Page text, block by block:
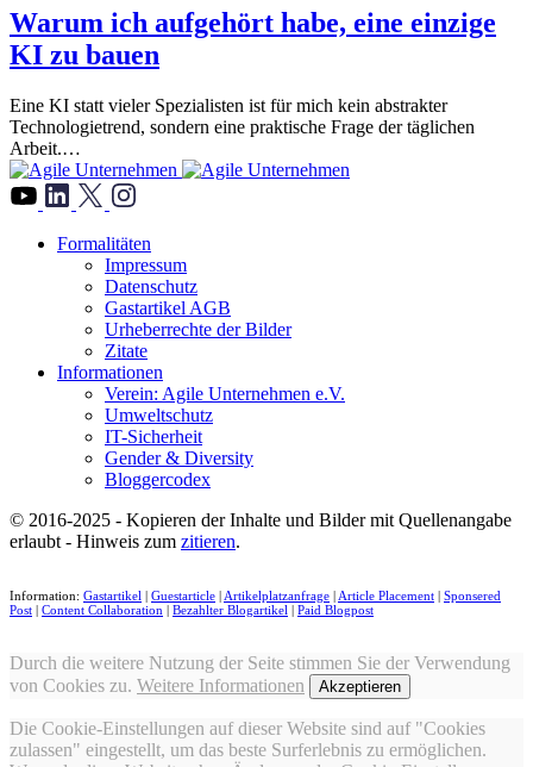
Warum ich aufgehört habe, eine einzige
KI zu bauen
Eine KI statt vieler Spezialisten ist für mich kein abstrakter
Technologietrend, sondern eine praktische Frage der täglichen
Arbeit.…
Formalitäten
Impressum
Datenschutz
Gastartikel AGB
Urheberrechte der Bilder
Zitate
Informationen
Verein: Agile Unternehmen e.V.
Umweltschutz
IT-Sicherheit
Gender & Diversity
Bloggercodex
© 2016-2025 - Kopieren der Inhalte und Bilder mit Quellenangabe
erlaubt - Hinweis zum zitieren.
Information: Gastartikel | Guestarticle | Artikelplatzanfrage | Article Placement | Sponsered
Post | Content Collaboration | Bezahlter Blogartikel | Paid Blogpost
Durch die weitere Nutzung der Seite stimmen Sie der Verwendung
von Cookies zu. Weitere Informationen Akzeptieren
Die Cookie-Einstellungen auf dieser Website sind auf "Cookies
zulassen" eingestellt, um das beste Surferlebnis zu ermöglichen.